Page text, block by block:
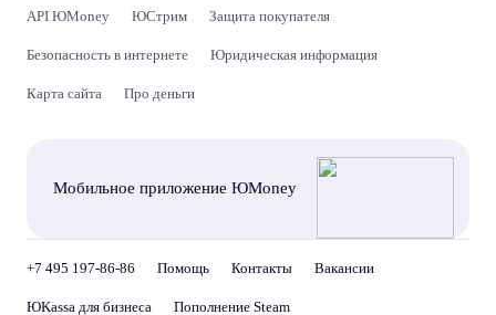
API ЮMoney ЮСтрим Защита покупателя
Безопасность в интернете Юридическая информация
Карта сайта Про деньги
Мобильное приложение ЮMoney
+7 495 197-86-86 Помощь Контакты Вакансии
ЮKassa для бизнеса Пополнение Steam